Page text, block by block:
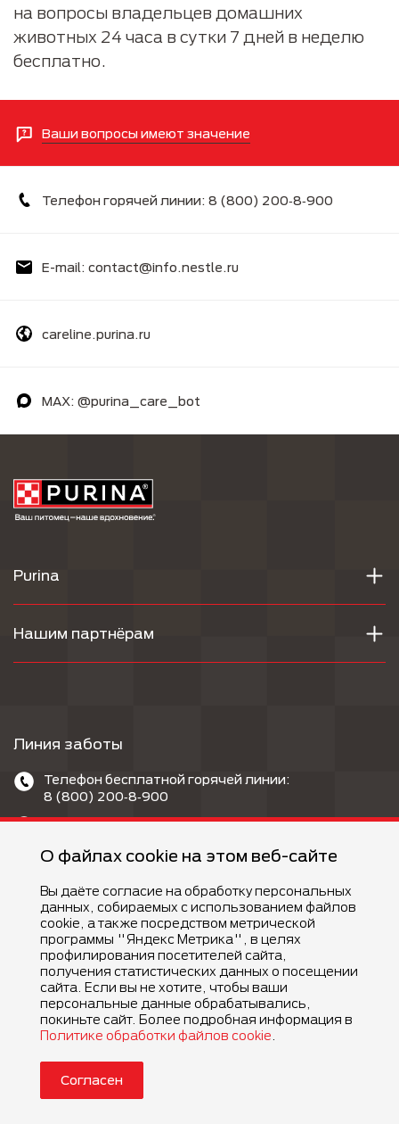
на вопросы владельцев домашних
животных 24 часа в сутки 7 дней в неделю
бесплатно.
Ваши вопросы имеют значение
Телефон горячей линии: 8 (800) 200‑8‑900
E-mail: contact@info.nestle.ru
careline.purina.ru
MAX: @purina_care_bot
Purina
Нашим партнёрам
Линия заботы
Телефон бесплатной горячей линии:
8 (800) 200‑8‑900
E-mail: contact@info.nestle.ru
careline.purina.ru
MAX: @purina_care_bot
©Компания Nestlé, 2026 г. Все права защищены.
®Владелец товарных знаков: Société des Produits Nestlé S.A.
(Швейцария)
О файлах cookie на этом веб-сайте
Вы даёте согласие на обработку персональных
данных, собираемых с использованием файлов
cookie, а также посредством метрической
программы "Яндекс Метрика", в целях
профилирования посетителей сайта,
получения статистических данных о посещении
сайта. Если вы не хотите, чтобы ваши
персональные данные обрабатывались,
покиньте сайт. Более подробная информация в
Политике обработки файлов cookie
Согласен